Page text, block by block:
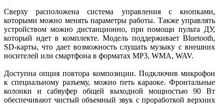
Сверху расположена система управления с кнопками,
которыми можно менять параметры работы. Также управлять
устройством можно дистанционно, при помощи пульта ДУ,
который идет в комплекте. Модель поддерживает Bluetooth,
SD-карты, что дает возможность слушать музыку с внешних
носителей или смартфона в форматах MP3, WMA, WAV.
Доступна опция повтора композиции. Подключив микрофон
к специальному разъему, можно петь караоке. Фронтальные
колонки и сабвуфер общей выходной мощностью 90 Вт
обеспечивают чистый объемный звук с проработкой верхних